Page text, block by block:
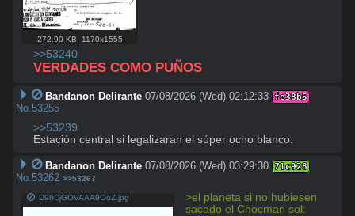
272.90 KB, 1170x1555
>>53240
VERDADES COMO PUÑOS
Bandanon Delirante 07/08/2026 (Wed) 02:12:33 fe38b5
No. 53255
>>53239
Estación central si legalizaran el súper ocho blanco.
Bandanon Delirante 07/08/2026 (Wed) 03:29:30 71c928
No. 53262 >>53267
D9hCjGOVAAA9OoZ.jpg
>el planeta si no hubiesen
sacado el Chocman sol: